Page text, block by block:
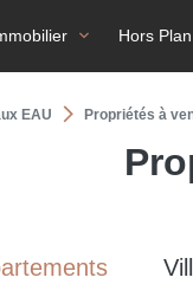
Hors Plan
EAU Propriétés à